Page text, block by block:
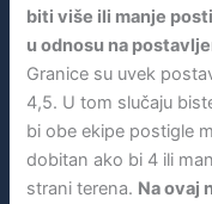
biti više ili manje
u odnosu na
Granice su uvek
4,5. U tom slučaju
bi obe ekipe postigle
dobitan ako bi 4 ili
strani terena. Na ovaj